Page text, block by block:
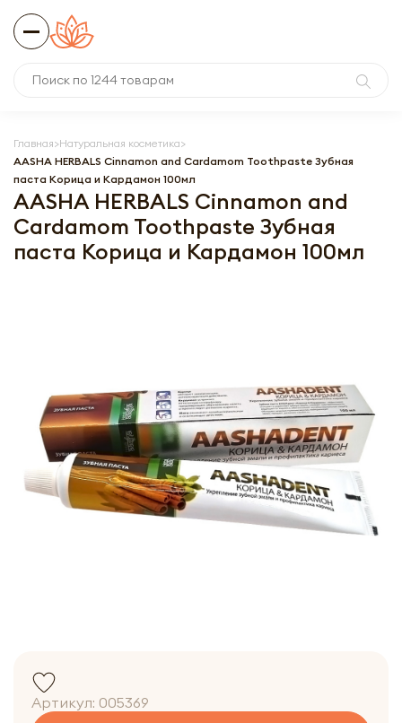
Главная Натуральная косметика
AASHA HERBALS Cinnamon and Cardamom Toothpaste Зубная
паста Корица и Кардамон 100мл
AASHA HERBALS Cinnamon and
Cardamom Toothpaste Зубная
паста Корица и Кардамон 100мл
Артикул: 005369